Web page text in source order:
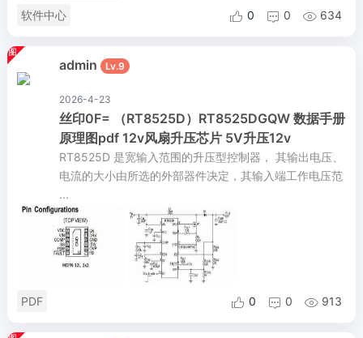
软件中心  0  0  634
admin Lv.9
2026-4-23
丝印0F= （RT8525D）RT8525DGQW 数据手册
原理图pdf 12v风扇升压芯片 5V升压12v
RT8525D 是宽输入范围的升压型控制器， 其输出电压、
电流的大小由所选的外部器件决定，其输入端工作电压范
...
PDF  0  0  913